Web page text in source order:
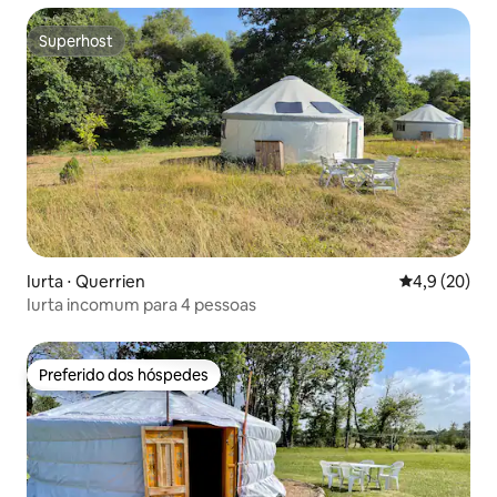
Superhost
Superhost
Iurta ⋅ Querrien 4,9 de uma
4,9 (20)
Iurta incomum para 4 pessoas
Preferido dos hóspedes
Preferido dos hóspedes